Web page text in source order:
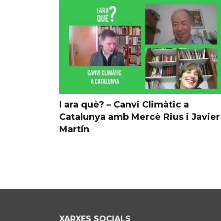
I ara què? – Canvi Climàtic a
Catalunya amb Mercè Rius i Javier
Martín
XARXES SOCIALS